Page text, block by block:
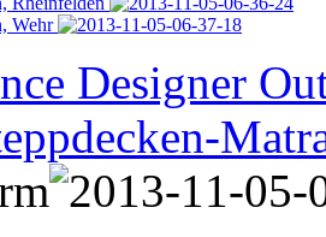
Wehr
Designer